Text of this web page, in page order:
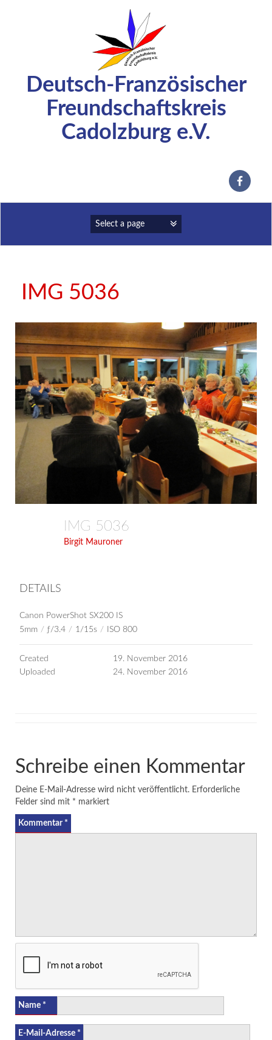
Deutsch-Französischer
Freundschaftskreis
Cadolzburg e.V.
IMG 5036
IMG 5036
Birgit Mauroner
DETAILS
Canon PowerShot SX200 IS
5mm / ƒ/3.4 / 1/15s / ISO 800
Created
19. November 2016
Uploaded
24. November 2016
Schreibe einen Kommentar
Deine E-Mail-Adresse wird nicht veröffentlicht. Erforderliche
Felder sind mit * markiert
Kommentar *
Name *
E-Mail-Adresse *